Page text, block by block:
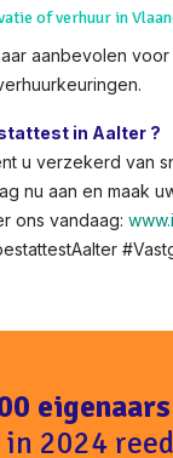
of verhuur in
aanbevolen voor
in Aalter ?
u verzekerd van
nu aan en maak
ons vandaag:
eigenaars
2024